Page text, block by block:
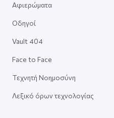
Αφιερώματα
Οδηγοί
Vault 404
Face to Face
Τεχνητή Νοημοσύνη
Λεξικό όρων τεχνολογίας